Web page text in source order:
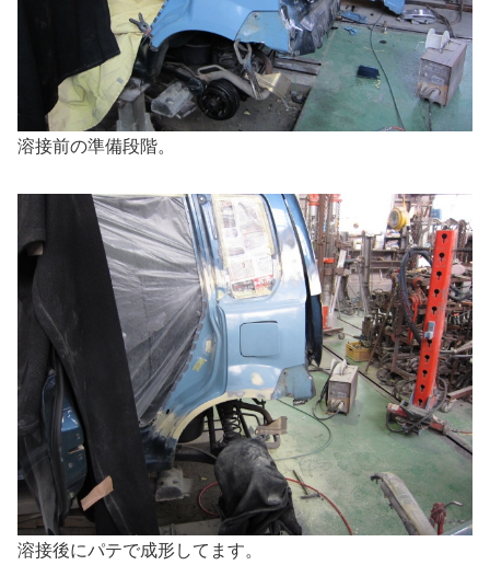
溶接前の準備段階。
溶接後にパテで成形してます。